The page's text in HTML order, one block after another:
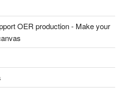
OER production - Make your